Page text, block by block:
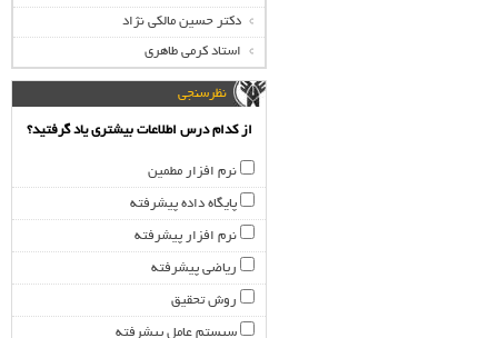
دکتر حسین مالکی نژاد
استاد کرمی طاهری
نظرسنجی
از کدام درس اطلاعات بیشتری یاد گرفتید؟
نرم افزار مطمین
پایگاه داده پیشرفته
نرم افزار پیشرفته
ریاضی پیشرفته
روش تحقیق
سیستم عامل پیشرفته